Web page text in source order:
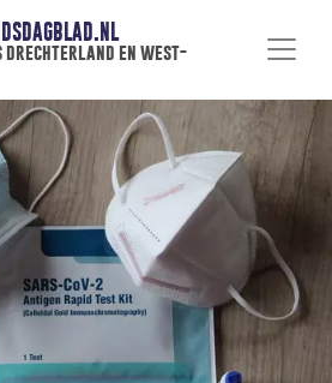
drechterland en west-